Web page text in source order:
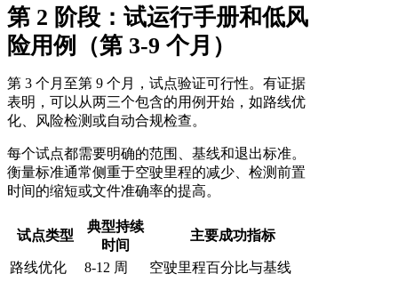
第 2 阶段：试运行手册和低风
险用例（第 3-9 个月）
第 3 个月至第 9 个月，试点验证可行性。有证据
表明，可以从两三个包含的用例开始，如路线优
化、风险检测或自动合规检查。
每个试点都需要明确的范围、基线和退出标准。
衡量标准通常侧重于空驶里程的减少、检测前置
时间的缩短或文件准确率的提高。
试点类型
典型持续
时间
主要成功指标
路线优化 8-12 周
空驶里程百分比与基线